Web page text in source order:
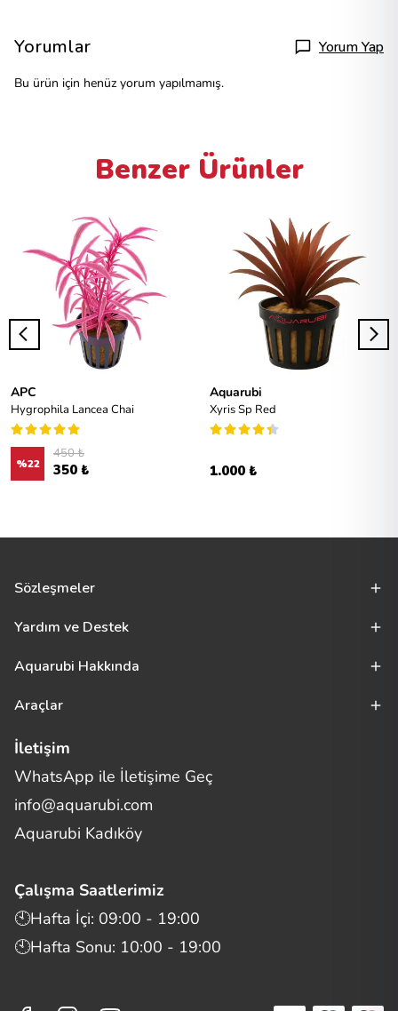
Yorumlar Yorum Yap
Bu ürün için henüz yorum yapılmamış.
Benzer Ürünler
APC
Hygrophila Lancea Chai
%22
450 ₺
350 ₺
Aquarubi
Xyris Sp Red
1.000 ₺
Sözleşmeler
Yardım ve Destek
Aquarubi Hakkında
Araçlar
İletişim
WhatsApp ile İletişime Geç
info@aquarubi.com
Aquarubi Kadıköy
Çalışma Saatlerimiz
🕙Hafta İçi: 09:00 - 19:00
🕙Hafta Sonu: 10:00 - 19:00
Merhaba! Size nasıl yardımcı
olabilirim?
Bilgi
Müşteri Destek